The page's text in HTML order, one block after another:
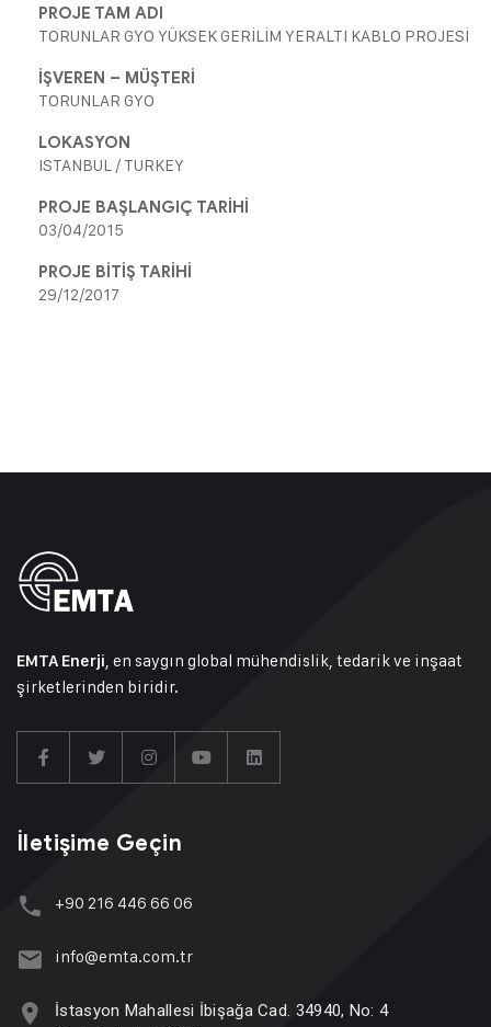
PROJE TAM ADI
TORUNLAR GYO YÜKSEK GERİLİM YERALTI KABLO PROJESİ
İŞVEREN – MÜŞTERİ
TORUNLAR GYO
LOKASYON
ISTANBUL / TURKEY
PROJE BAŞLANGIÇ TARİHİ
03/04/2015
PROJE BİTİŞ TARİHİ
29/12/2017
EMTA Enerji, en saygın global mühendislik, tedarik ve inşaat
şirketlerinden biridir.
İletişime Geçin
+90 216 446 66 06
info@emta.com.tr
İstasyon Mahallesi İbişağa Cad. 34940, No: 4